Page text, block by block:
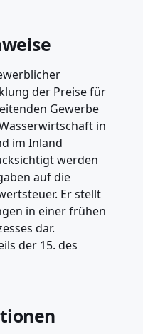
der Preise für
Gewerbe
in
im Inland
werden
auf die
Er stellt
in einer frühen
dar.
der 15. des